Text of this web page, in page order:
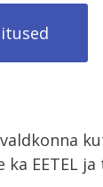
ka EETEL